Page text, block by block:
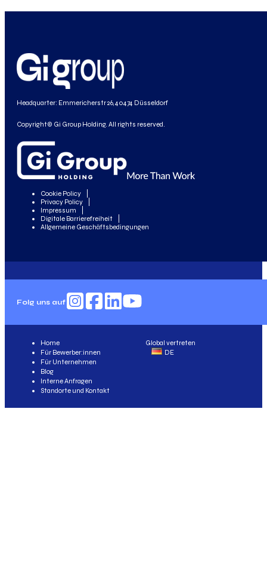
Headquarter: Emmericherstr 26, 40474 Düsseldorf
Copyright© Gi Group Holding. All rights reserved.
Cookie Policy
Privacy Policy
Impressum
Digitale Barrierefreiheit
Allgemeine Geschäftsbedingungen
Folg uns auf
Global vertreten
DE
Home
Für Bewerber:innen
Für Unternehmen
Blog
Interne Anfragen
Standorte und Kontakt